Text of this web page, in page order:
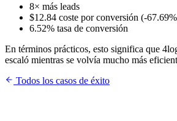
8× más leads
$12.84 coste por conversión (-
6.52% tasa de conversión
En términos prácticos, esto significa que
escaló mientras se volvía mucho más
Todos los casos de éxito